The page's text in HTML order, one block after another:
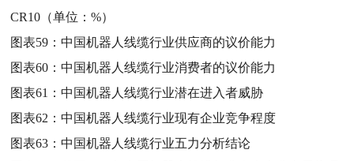
CR10（单位：%）
图表59：中国机器人线缆行业供应商的议价能力
图表60：中国机器人线缆行业消费者的议价能力
图表61：中国机器人线缆行业潜在进入者威胁
图表62：中国机器人线缆行业现有企业竞争程度
图表63：中国机器人线缆行业五力分析结论